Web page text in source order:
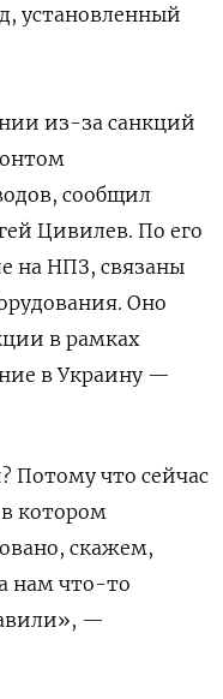
установленный
из-за санкций
сообщил
Цивилев. По его
на НПЗ, связаны
Оно
в рамках
в Украину —
Потому что сейчас
котором
скажем,
нам что-то
—